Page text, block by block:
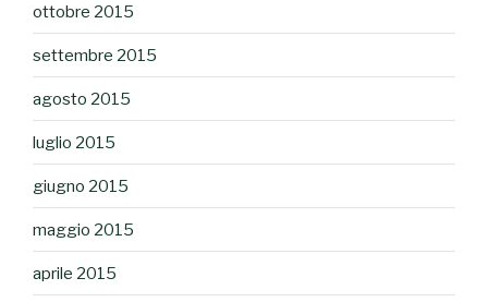
ottobre 2015
settembre 2015
agosto 2015
luglio 2015
giugno 2015
maggio 2015
aprile 2015